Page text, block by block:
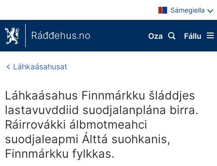
Sámegiella
Ráđđehus.no Fállu
Oza
Láhkaásahusat
Láhkaásahus Finnmárkku šláddjes
lastavuvddiid suodjalanplána birra.
Ráirrovákki álbmotmeahci
suodjaleapmi Álttá suohkanis,
Finnmárkku fylkkas.